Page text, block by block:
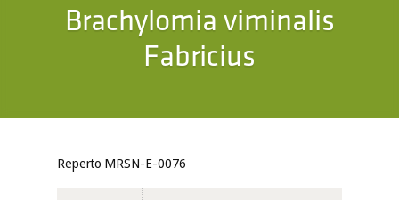
Brachylomia viminalis
Fabricius
Reperto MRSN-E-0076